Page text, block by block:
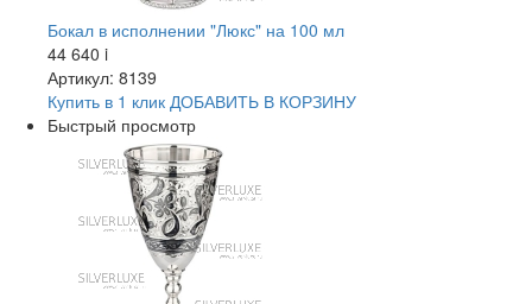
Бокал в исполнении "Люкс" на 100 мл
44 640 i
Артикул: 8139
Купить в 1 клик ДОБАВИТЬ В КОРЗИНУ
Быстрый просмотр